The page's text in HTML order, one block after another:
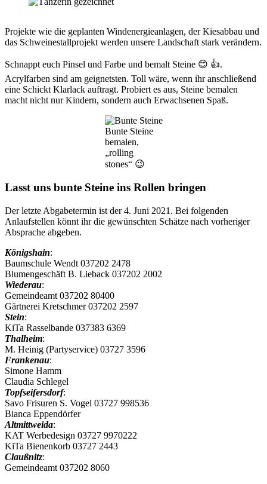
Projekte wie die geplanten Windenergieanlagen, der Kiesabbau und
das Schweinestallprojekt werden unsere Landschaft stark verändern.
Schnappt euch Pinsel und Farbe und bemalt Steine 😊 👍.
Acrylfarben sind am geignetsten. Toll wäre, wenn ihr anschließend
eine Schickt Klarlack auftragt. Probiert es aus, Steine bemalen
macht nicht nur Kindern, sondern auch Erwachsenen Spaß.
Bunte Steine
bemalen,
„rolling
stones“ 😉
Lasst uns bunte Steine ins Rollen bringen
Der letzte Abgabetermin ist der 4. Juni 2021. Bei folgenden
Anlaufstellen könnt ihr die gewünschten Schätze nach vorheriger
Absprache abgeben.
Königshain:
Baumschule Wendt 037202 2478
Blumengeschäft B. Lieback 037202 2002
Wiederau:
Gemeindeamt 037202 80400
Gärtnerei Kretschmer 037202 2597
Stein:
KiTa Rasselbande 037383 6369
Thalheim:
M. Heinig (Partyservice) 03727 3596
Frankenau:
Simone Hamm
Claudia Schlegel
Topfseifersdorf:
Savo Frisuren S. Vogel 03727 998536
Bianca Eppendörfer
Altmittweida:
KAT Werbedesign 03727 9970222
KiTa Bienenkorb 03727 2443
Claußnitz:
Gemeindeamt 037202 8060